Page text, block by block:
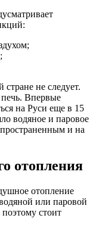
не следует.
печь. Впервые
на Руси еще в 15
водяное и паровое
и на
отопления
отопление
или паровой
стоит